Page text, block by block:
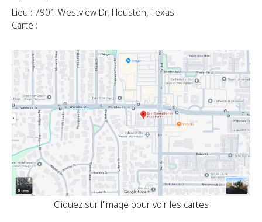
Lieu : 7901 Westview Dr, Houston, Texas
Carte :
Cliquez sur l'image pour voir les cartes